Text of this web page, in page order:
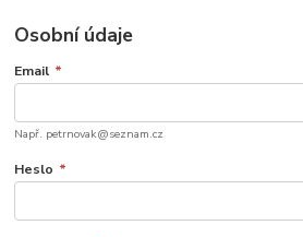
Osobní údaje
Email *
Např. petrnovak@seznam.cz
Heslo *